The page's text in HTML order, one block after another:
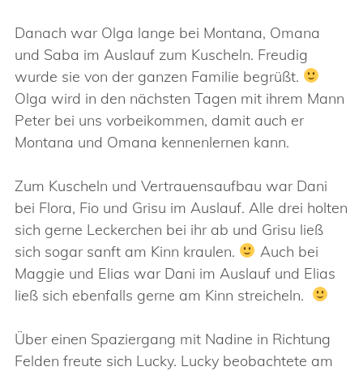
Danach war Olga lange bei Montana, Omana
und Saba im Auslauf zum Kuscheln. Freudig
wurde sie von der ganzen Familie begrüßt.
Olga wird in den nächsten Tagen mit ihrem Mann
Peter bei uns vorbeikommen, damit auch er
Montana und Omana kennenlernen kann.
Zum Kuscheln und Vertrauensaufbau war Dani
bei Flora, Fio und Grisu im Auslauf. Alle drei holten
sich gerne Leckerchen bei ihr ab und Grisu ließ
sich sogar sanft am Kinn kraulen.
Auch bei
Maggie und Elias war Dani im Auslauf und Elias
ließ sich ebenfalls gerne am Kinn streicheln.
Über einen Spaziergang mit Nadine in Richtung
Felden freute sich Lucky. Lucky beobachtete am